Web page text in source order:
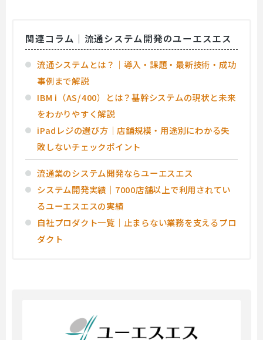
関連コラム｜流通システム開発のユーエスエス
流通システムとは？｜導入・課題・最新技術・成功
事例まで解説
IBM i（AS/400）とは？基幹システムの現状と未来
をわかりやすく解説
iPadレジの選び方｜店舗規模・用途別にわかる失
敗しないチェックポイント
流通業のシステム開発ならユーエスエス
システム開発実績｜7000店舗以上で利用されてい
るユーエスエスの実績
自社プロダクト一覧｜止まらない業務を支えるプロ
ダクト